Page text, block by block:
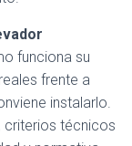
funciona su
frente a
instalarlo.
criterios técnicos